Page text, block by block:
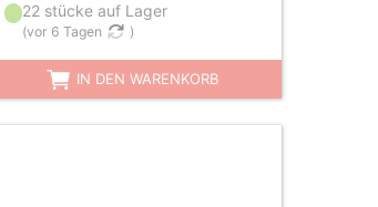
22 stücke auf Lager
(vor 6 Tagen )
IN DEN WARENKORB